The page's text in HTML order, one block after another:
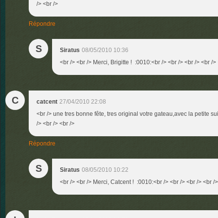
/> <br />
Répondre
S Siratus 08/05/2010 10:36
<br /> <br /> Merci, Brigitte ! :0010:<br /> <br /> <br /> <br />
C catcent 27/04/2010 22:08
<br /> une tres bonne fête, tres original votre gateau,avec la petite
/> <br /> <br />
Répondre
S Siratus 08/05/2010 10:22
<br /> <br /> Merci, Catcent ! :0010:<br /> <br /> <br /> <br />